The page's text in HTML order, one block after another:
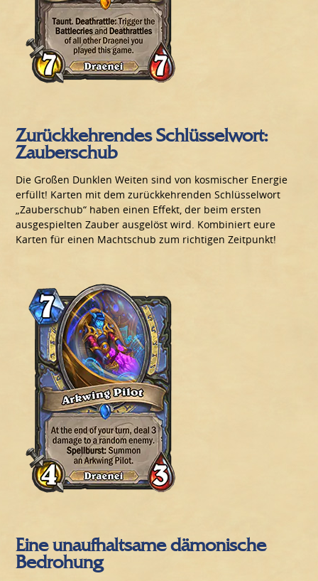
Zurückkehrendes Schlüsselwort:
Zauberschub
Die Großen Dunklen Weiten sind von kosmischer Energie
erfüllt! Karten mit dem zurückkehrenden Schlüsselwort
„Zauberschub“ haben einen Effekt, der beim ersten
ausgespielten Zauber ausgelöst wird. Kombiniert eure
Karten für einen Machtschub zum richtigen Zeitpunkt!
Eine unaufhaltsame dämonische
Bedrohung